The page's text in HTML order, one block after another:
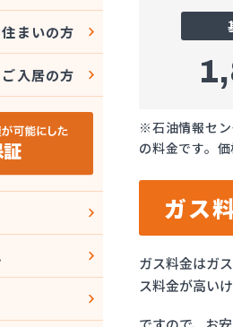
※石油情報セ
の料金です。価
ガス
ガス料金はガ
ス料金が高い
まいの方
入居の方